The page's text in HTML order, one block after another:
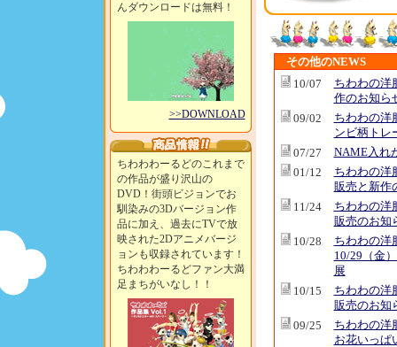
んダウンロードは無料！
>>DOWNLOAD
ちわわわーるどのこれまで
の作品が盛り沢山の
DVD！街頭ビジョンでお
馴染みの3Dバージョン作
品に加え、過去にTVで放
映された2Dアニメバージ
ョンも収録されています！
ちわわわーるどファン大満
足まちがいなし！！
その他のNEWS
10/07
ちわわの洋
作のお知ら
09/02
ちわわの洋
ンビ柄トレ
07/27
NAME入れ
01/12
ちわわの洋
販売と新作
11/24
ちわわの洋
販売のお知
10/28
ちわわの
10/29（金
展
10/15
ちわわの洋
販売のお知
09/25
ちわわの
お花いっぱ